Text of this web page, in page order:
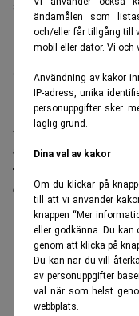
ändamålen som
och/eller får tillgång till
mobil eller dator. Vi och
Användning av kakor
IP-adress, unika
personuppgifter sker
laglig grund.
Dina val av kakor
Om du klickar på
till att vi använder
knappen “Mer
eller godkänna. Du
genom att klicka på
Du kan när du vill
av personuppgifter
val när som helst
webbplats.
stämningsansökan.
Nyhetsbyrån
TT
Hachette Book
– samt författaren
använt miljontals
tjänster som
Google Scholar.
ANNONS